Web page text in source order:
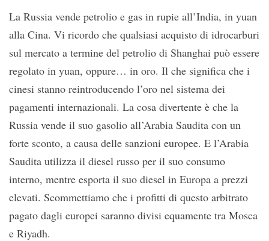
La Russia vende petrolio e gas in rupie all’India, in yuan
alla Cina. Vi ricordo che qualsiasi acquisto di idrocarburi
sul mercato a termine del petrolio di Shanghai può essere
regolato in yuan, oppure… in oro. Il che significa che i
cinesi stanno reintroducendo l’oro nel sistema dei
pagamenti internazionali. La cosa divertente è che la
Russia vende il suo gasolio all’Arabia Saudita con un
forte sconto, a causa delle sanzioni europee. E l’Arabia
Saudita utilizza il diesel russo per il suo consumo
interno, mentre esporta il suo diesel in Europa a prezzi
elevati. Scommettiamo che i profitti di questo arbitrato
pagato dagli europei saranno divisi equamente tra Mosca
e Riyadh.